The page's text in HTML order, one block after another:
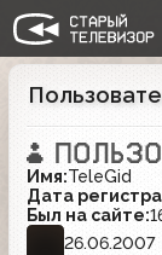
Имя:TeleGid
Дата
Был на сайте:
26.06.2007